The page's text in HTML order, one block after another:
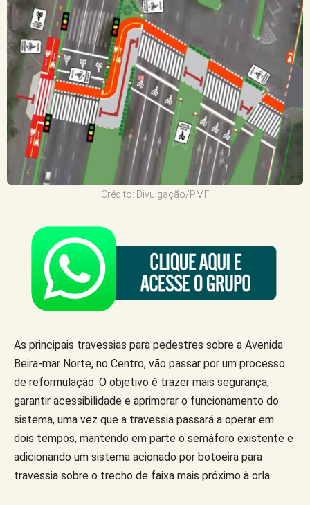
Crédito: Divulgação/PMF
As principais travessias para pedestres sobre a Avenida
Beira-mar Norte, no Centro, vão passar por um processo
de reformulação. O objetivo é trazer mais segurança,
garantir acessibilidade e aprimorar o funcionamento do
sistema, uma vez que a travessia passará a operar em
dois tempos, mantendo em parte o semáforo existente e
adicionando um sistema acionado por botoeira para
travessia sobre o trecho de faixa mais próximo à orla.